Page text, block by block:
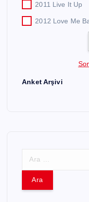
2011 Live It Up
2012 Love Me
Anket Arşivi